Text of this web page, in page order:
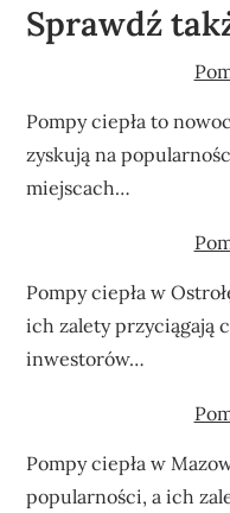
Sprawdź
Pompy ciepła to
zyskują na
miejscach…
Pompy ciepła w
ich zalety przyciągają
inwestorów…
Pompy ciepła w
popularności, a ich